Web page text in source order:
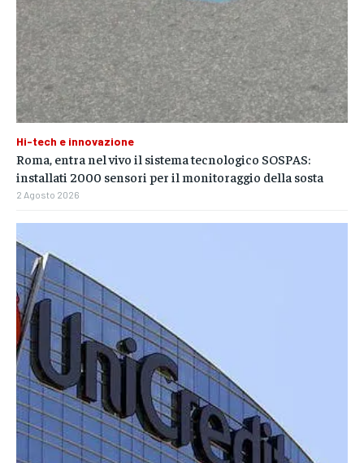
Hi-tech e innovazione
Roma, entra nel vivo il sistema tecnologico SOSPAS:
installati 2000 sensori per il monitoraggio della sosta
2 Agosto 2026